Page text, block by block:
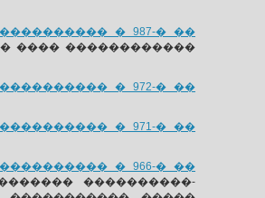
� 987-� ��
���� ������������
� 972-� ��
� 971-� ��
� 966-� ��
����������-